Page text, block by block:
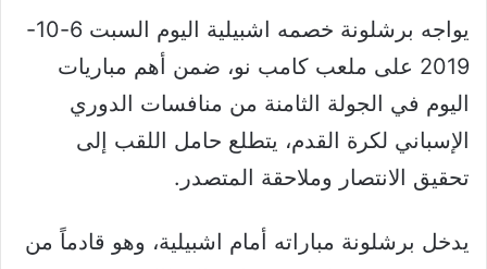
يواجه برشلونة خصمه اشبيلية اليوم السبت 6-10-
2019 على ملعب كامب نو، ضمن أهم مباريات
اليوم في الجولة الثامنة من منافسات الدوري
الإسباني لكرة القدم، يتطلع حامل اللقب إلى
تحقيق الانتصار وملاحقة المتصدر.
يدخل برشلونة مباراته أمام اشبيلية، وهو قادماً من